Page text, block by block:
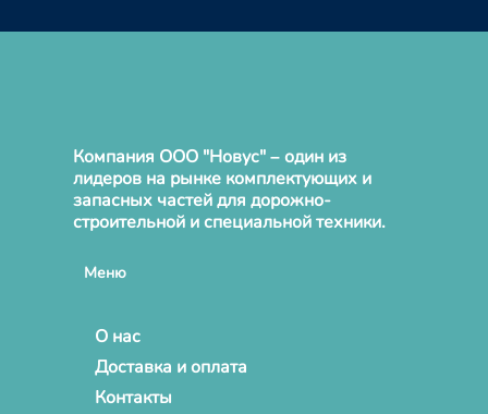
Компания ООО "Новус" – один из
лидеров на рынке комплектующих и
запасных частей для дорожно-
строительной и специальной техники.
Меню
О нас
Доставка и оплата
Контакты